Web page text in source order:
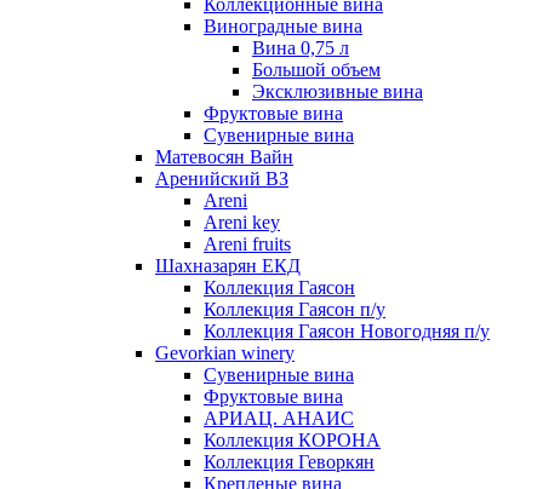
Коллекционные вина
Виноградные вина
Вина 0,75 л
Большой объем
Эксклюзивные вина
Фруктовые вина
Cувенирные вина
Матевосян Вайн
Аренийский ВЗ
Areni
Areni key
Areni fruits
Шахназарян ЕКД
Коллекция Гаясон
Коллекция Гаясон п/у
Коллекция Гаясон Новогодняя п/у
Gevorkian winery
Сувенирные вина
Фруктовые вина
АРИАЦ. АНАИС
Коллекция КОРОНА
Коллекция Геворкян
Крепленые вина